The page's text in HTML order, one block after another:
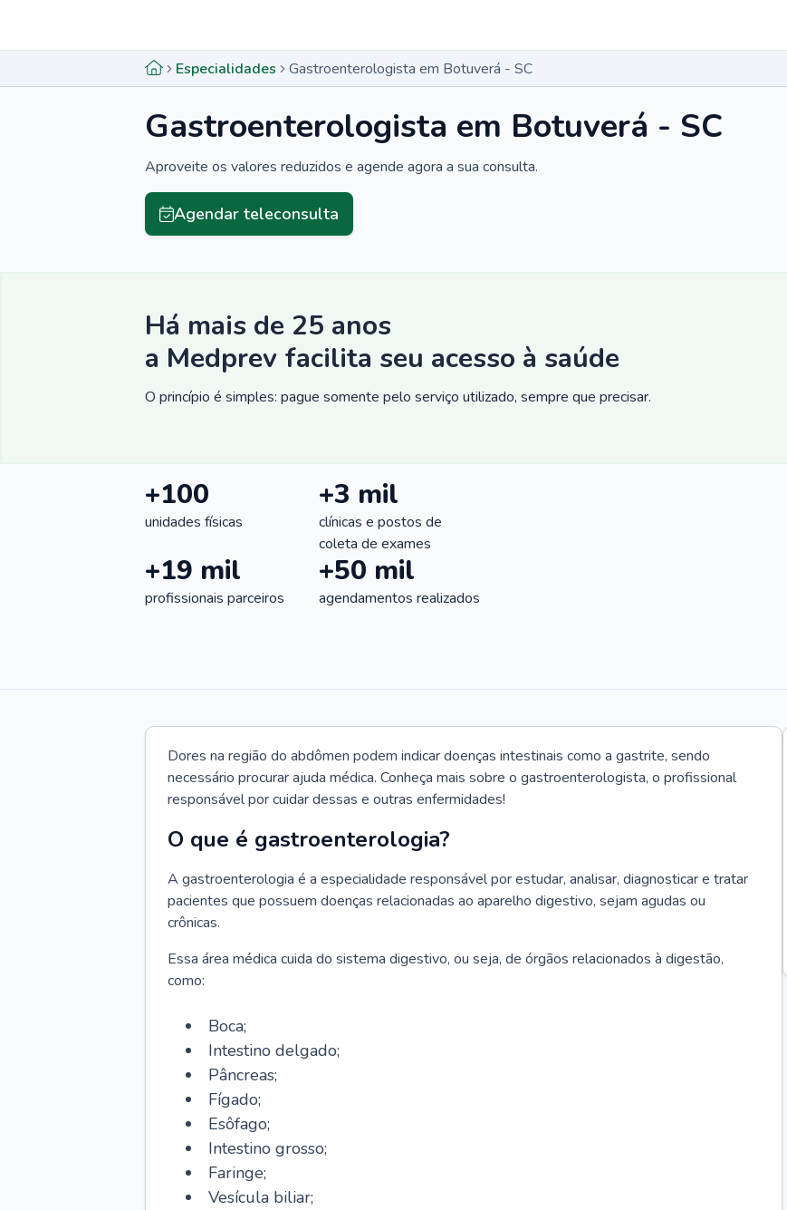
Especialidades Gastroenterologista em Botuverá - SC
Gastroenterologista em Botuverá - SC
Aproveite os valores reduzidos e agende agora a sua consulta.
Agendar teleconsulta
Há mais de 25 anos
a Medprev facilita seu acesso à saúde
O princípio é simples: pague somente pelo serviço utilizado, sempre que precisar.
+100
unidades físicas
+3 mil
clínicas e postos de
coleta de exames
+19 mil
profissionais parceiros
+50 mil
agendamentos realizados
Dores na região do abdômen podem indicar doenças intestinais como a gastrite, sendo
necessário procurar ajuda médica. Conheça mais sobre o gastroenterologista, o profissional
responsável por cuidar dessas e outras enfermidades!
O que é gastroenterologia?
A gastroenterologia é a especialidade responsável por estudar, analisar, diagnosticar e tratar
pacientes que possuem doenças relacionadas ao aparelho digestivo, sejam agudas ou
crônicas.
Essa área médica cuida do sistema digestivo, ou seja, de órgãos relacionados à digestão,
como:
Boca;
Intestino delgado;
Pâncreas;
Fígado;
Esôfago;
Intestino grosso;
Faringe;
Vesícula biliar;